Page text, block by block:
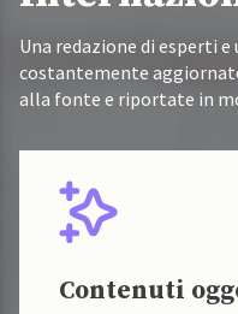
Una redazione di esperti
costantemente
alla fonte e riportate in
Contenuti